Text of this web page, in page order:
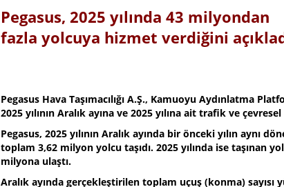
Pegasus, 2025 yılında 43 milyondan
fazla yolcuya hizmet verdiğini
Pegasus Hava Taşımacılığı A.Ş., Kamuoyu Aydınlatma
2025 yılının Aralık ayına ve 2025 yılına ait trafik ve
Pegasus, 2025 yılının Aralık ayında bir önceki yılın aynı
toplam 3,62 milyon yolcu taşıdı. 2025 yılında ise taşınan
milyona ulaştı.
Aralık ayında gerçekleştirilen toplam uçuş (konma) sayısı